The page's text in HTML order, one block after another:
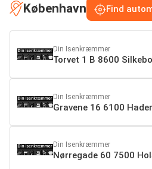
København Find
Din Isenkræmmer
Torvet 1 B 8600
Din Isenkræmmer
Gravene 16 6100
Din Isenkræmmer
Nørregade 60 7500